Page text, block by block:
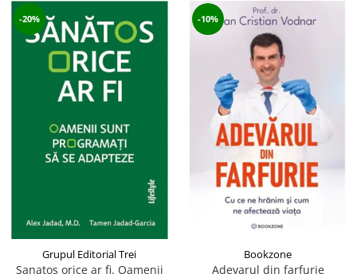
-20%
Grupul Editorial Trei
Sanatos orice ar fi. Oamenii
-10%
Bookzone
Adevarul din farfurie